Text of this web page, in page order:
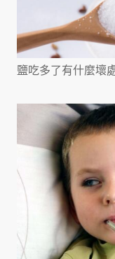
鹽吃多了有什麼壞